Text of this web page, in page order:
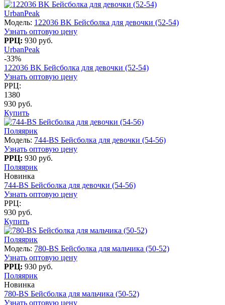
UrbanPeak
Модель: 122036 BK Бейсболка для девочки (52-54)
Узнать оптовую цену
РРЦ: 930 руб.
UrbanPeak
-33%
122036 BK Бейсболка для девочки (52-54)
Узнать оптовую цену
РРЦ:
1380
930 руб.
Купить
Поляярик
Модель: 744-BS Бейсболка для девочки (54-56)
Узнать оптовую цену
РРЦ: 930 руб.
Поляярик
Новинка
744-BS Бейсболка для девочки (54-56)
Узнать оптовую цену
РРЦ:
930 руб.
Купить
Поляярик
Модель: 780-BS Бейсболка для мальчика (50-52)
Узнать оптовую цену
РРЦ: 930 руб.
Поляярик
Новинка
780-BS Бейсболка для мальчика (50-52)
Узнать оптовую цену